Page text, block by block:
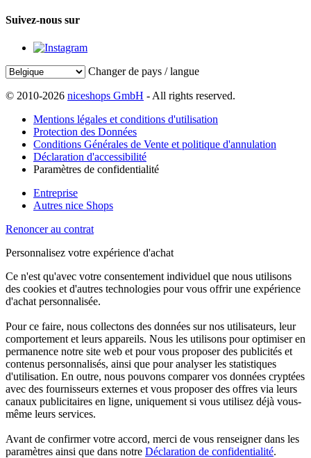
Suivez-nous sur
Changer de pays / langue
© 2010-2026 niceshops GmbH - All rights reserved.
Mentions légales et conditions d'utilisation
Protection des Données
Conditions Générales de Vente et politique d'annulation
Déclaration d'accessibilité
Paramètres de confidentialité
Entreprise
Autres nice Shops
Renoncer au contrat
Personnalisez votre expérience d'achat
Ce n'est qu'avec votre consentement individuel que nous utilisons
des cookies et d'autres technologies pour vous offrir une expérience
d'achat personnalisée.
Pour ce faire, nous collectons des données sur nos utilisateurs, leur
comportement et leurs appareils. Nous les utilisons pour optimiser en
permanence notre site web et pour vous proposer des publicités et
contenus personnalisés, ainsi que pour analyser les statistiques
d'utilisation. En outre, nous pouvons comparer vos données cryptées
avec des fournisseurs externes et vous proposer des offres via leurs
canaux publicitaires en ligne, uniquement si vous utilisez déjà vous-
même leurs services.
Avant de confirmer votre accord, merci de vous renseigner dans les
paramètres ainsi que dans notre Déclaration de confidentialité.